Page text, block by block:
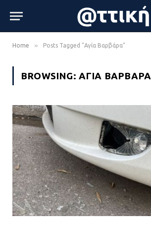
Home » Posts Tagged "Αγία Βαρβάρα"
BROWSING: ΑΓΊΑ ΒΑΡΒΆΡΑ